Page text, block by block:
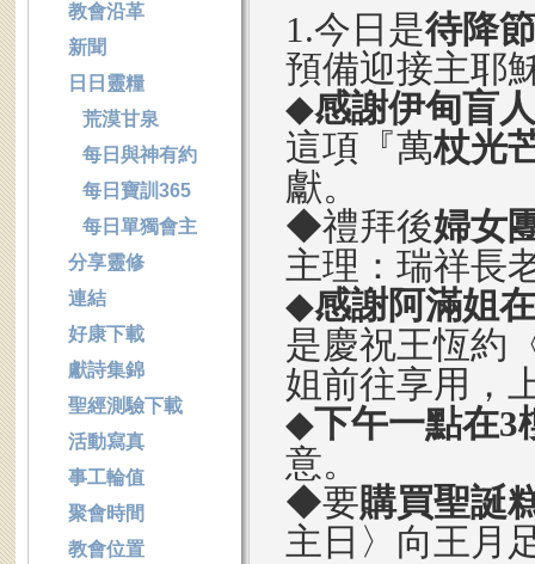
1.今日是待降
預備迎接主耶
◆感謝伊甸盲
這項『萬杖光
獻。
◆禮拜後婦女
主理：瑞祥長
◆感謝阿滿姐
是慶祝王恆約
姐前往享用，
◆下午一點在3
意。
◆要購買聖誕
主日〉向王月
教會沿革
新聞
日日靈糧
荒漠甘泉
每日與神有約
每日寶訓365
每日單獨會主
分享靈修
連結
好康下載
獻詩集錦
聖經測驗下載
活動寫真
事工輪值
聚會時間
教會位置